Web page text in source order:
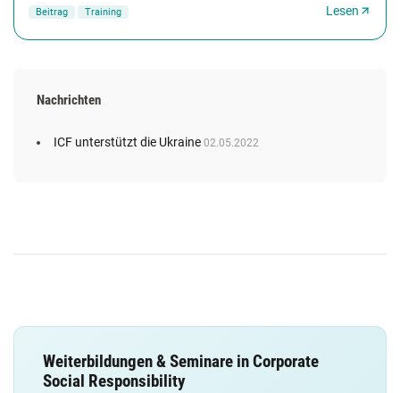
Beitrag Training Lesen
Nachrichten
ICF unterstützt die Ukraine 02.05.2022
Weiterbildungen & Seminare in Corporate
Social Responsibility